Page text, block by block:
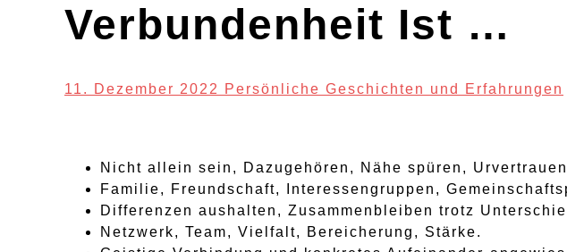
Verbundenheit Ist …
11. Dezember 2022 Persönliche Geschichten und Erfahrungen
Nicht allein sein, Dazugehören, Nähe spüren,
Familie, Freundschaft, Interessengruppen,
Differenzen aushalten, Zusammenbleiben trotz
Netzwerk, Team, Vielfalt, Bereicherung, Stärke.